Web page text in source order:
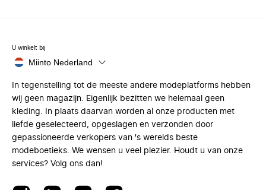
U winkelt bij
Miinto Nederland
In tegenstelling tot de meeste andere modeplatforms hebben
wij geen magazijn. Eigenlijk bezitten we helemaal geen
kleding. In plaats daarvan worden al onze producten met
liefde geselecteerd, opgeslagen en verzonden door
gepassioneerde verkopers van 's werelds beste
modeboetieks. We wensen u veel plezier. Houdt u van onze
services? Volg ons dan!